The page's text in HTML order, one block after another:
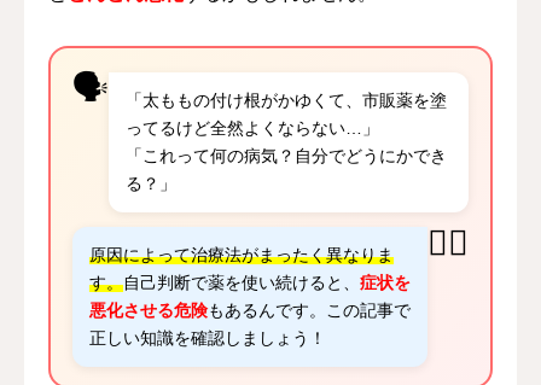
🗣️
「太ももの付け根がかゆくて、市販薬を塗
ってるけど全然よくならない…」
「これって何の病気？自分でどうにかでき
る？」
👩‍⚕️
原因によって治療法がまったく異なりま
す。自己判断で薬を使い続けると、 症状を
悪化させる危険もあるんです。この記事で
正しい知識を確認しましょう！